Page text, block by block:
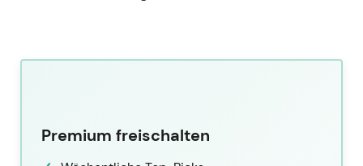
Premium freischalten